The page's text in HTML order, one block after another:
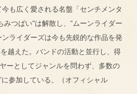
も広く愛される名盤「センチメンタ
みつぱい"は解散し、”ムーンライダー
ンライダーズは今も先鋭的な作品を発
越えた。バンドの活動と並行し、得
ーとしてジャンルを問わず、多数の
参加している。（オフィシャル